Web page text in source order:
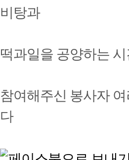
비탕과
떡과일을 공양하는
참여해주신 봉사자
다